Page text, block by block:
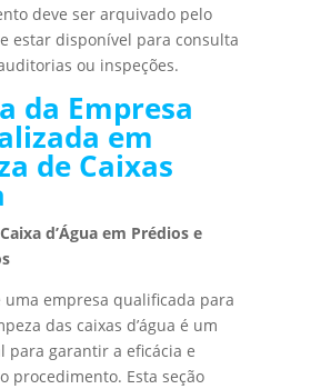
deve ser arquivado pelo
estar disponível para consulta
ou inspeções.
da Empresa
em
de Caixas
d’Água em Prédios e
uma empresa qualificada para
das caixas d’água é um
para garantir a eficácia e
procedimento. Esta seção